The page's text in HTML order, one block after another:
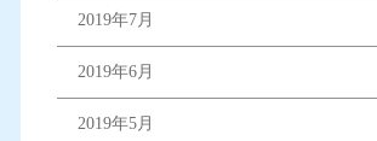
2019年7月
2019年6月
2019年5月